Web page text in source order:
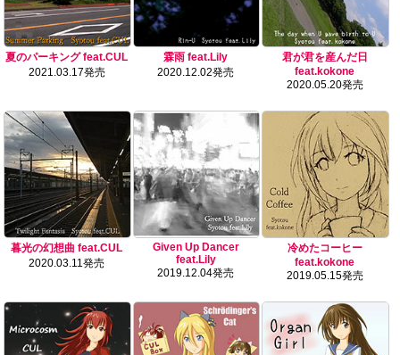
夏のパーキング feat.CUL
2021.03.17発売
霖雨 feat.Lily
2020.12.02発売
君が君を産んだ日
feat.kokone
2020.05.20発売
暮光の幻想曲 feat.CUL
2020.03.11発売
Given Up Dancer
feat.Lily
2019.12.04発売
冷めたコーヒー
feat.kokone
2019.05.15発売